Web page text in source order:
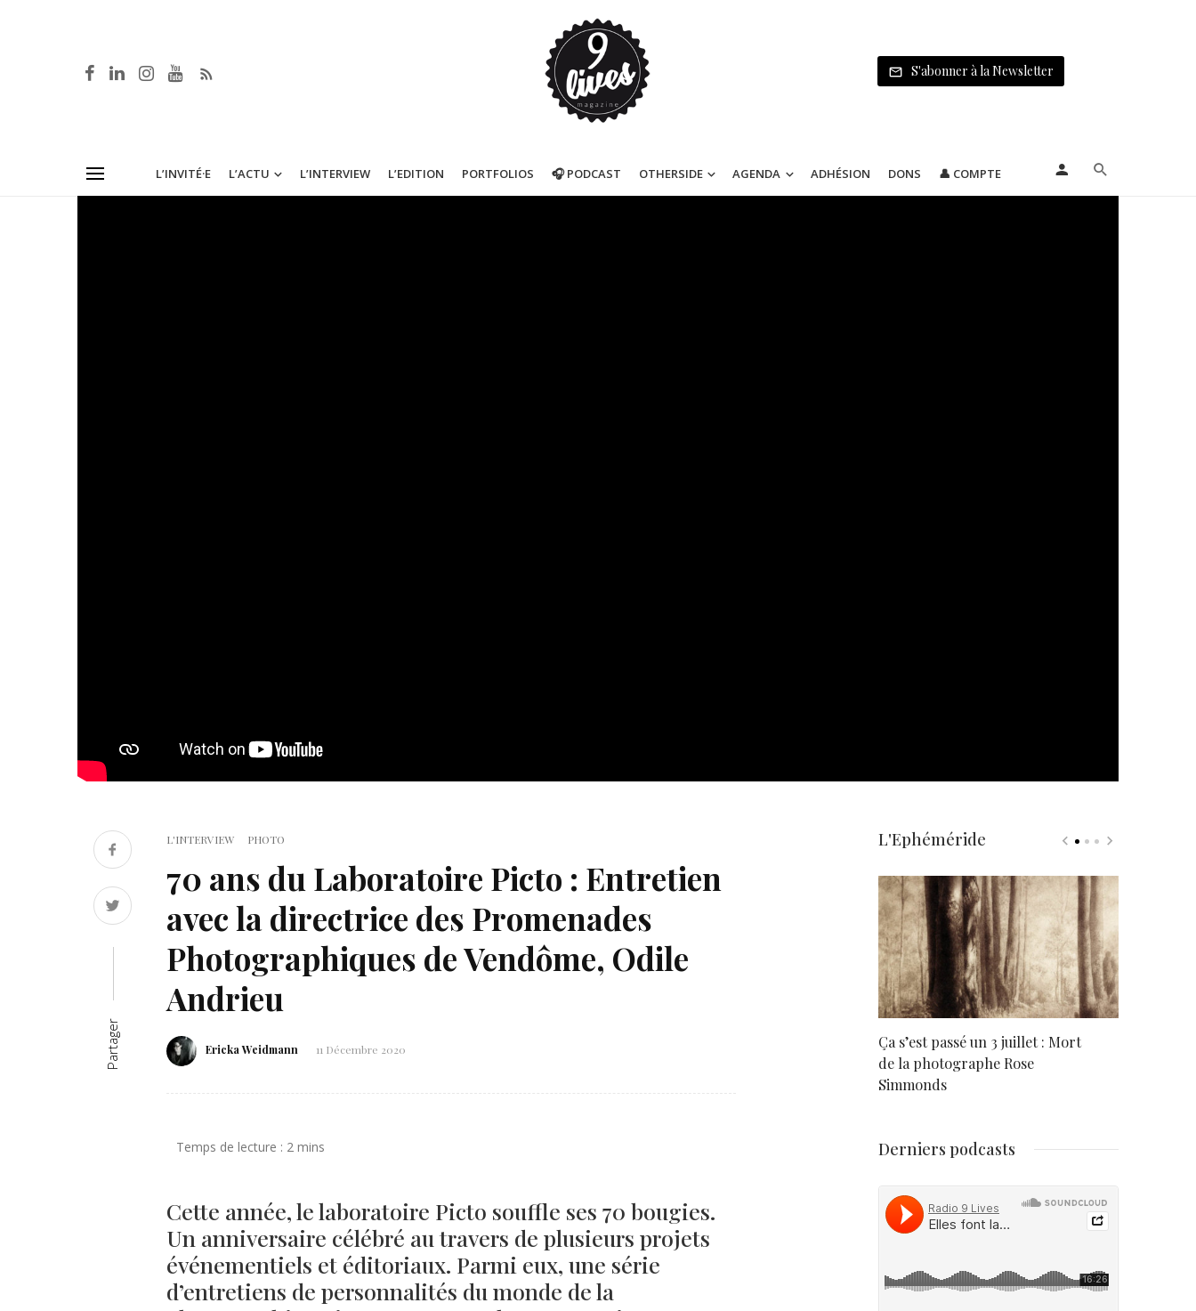
S'abonner à la Newsletter
L’INVITÉ·E L’ACTU L’INTERVIEW L’EDITION PORTFOLIOS 🎧 PODCAST OTHERSIDE AGENDA ADHÉSION DONS 👤 COMPTE
Partager
L'INTERVIEW PHOTO
70 ans du Laboratoire Picto : Entretien
avec la directrice des Promenades
Photographiques de Vendôme, Odile
Andrieu
Ericka Weidmann 11 Décembre 2020
Cette année, le laboratoire Picto souffle ses 70 bougies.
Un anniversaire célébré au travers de plusieurs projets
événementiels et éditoriaux. Parmi eux, une série
d’entretiens de personnalités du monde de la
L'Ephéméride
Ça s’est passé un 3 juillet : Mort
de la photographe Rose
Simmonds
Derniers podcasts